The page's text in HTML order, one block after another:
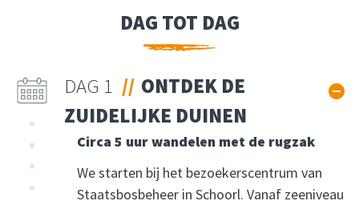
DAG TOT DAG
DAG 1
ONTDEK DE
ZUIDELIJKE DUINEN
Circa 5 uur wandelen met de rugzak
We starten bij het bezoekerscentrum van
Staatsbosbeheer in Schoorl. Vanaf zeeniveau